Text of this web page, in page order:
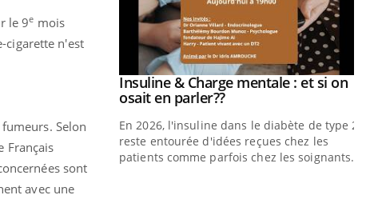
le 9e mois
cigarette n'est
Selon
Français
sont
avec une
mental ou
de la
ce qui la rend
Youtube
Insuline & Charge mentale : et si on
osait en parler??Youtube
En 2026, l'insuline dans le diabète de type 2
reste entourée d'idées reçues chez les
patients comme parfois chez les soignants.